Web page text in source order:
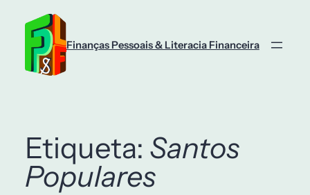
conteúdo
Finanças Pessoais & Literacia Financeira
Etiqueta: Santos
Populares